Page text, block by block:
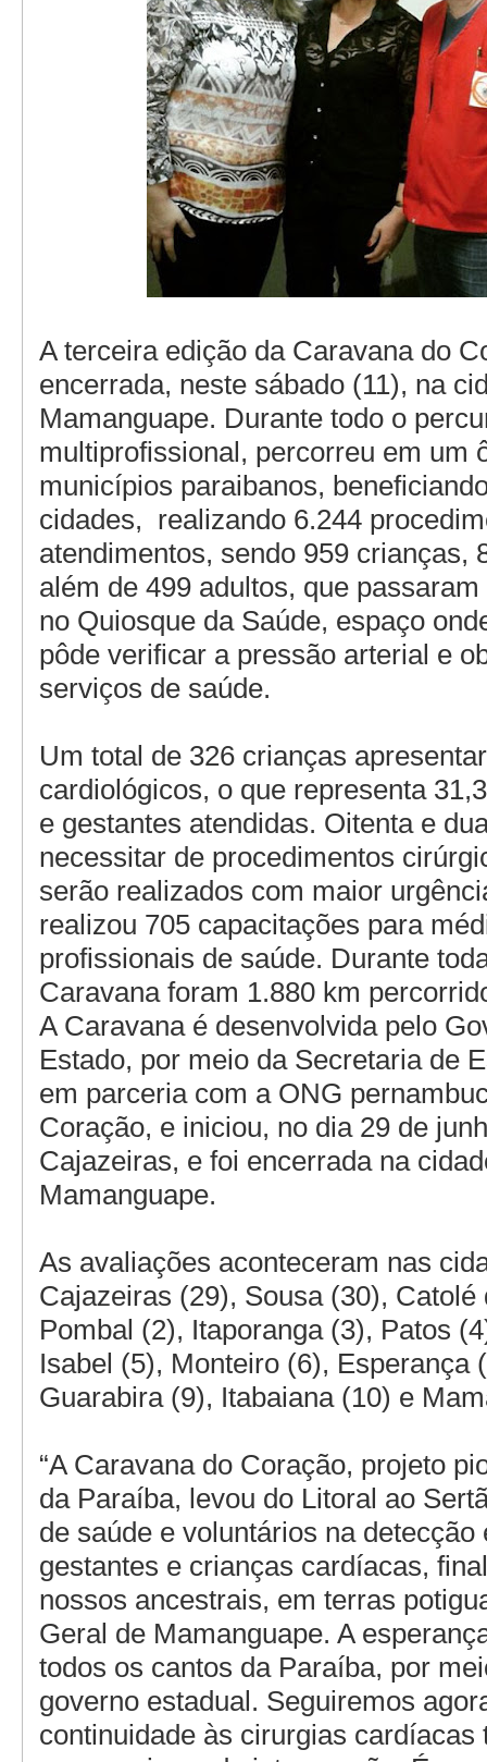
A terceira edição da Caravana do
encerrada, neste sábado (11), na
Mamanguape. Durante todo o
multiprofissional, percorreu em um
municípios paraibanos,
cidades, realizando 6.244
atendimentos, sendo 959 crianças,
além de 499 adultos, que
no Quiosque da Saúde, espaço
pôde verificar a pressão arterial e
serviços de saúde.
Um total de 326 crianças
cardiológicos, o que representa
e gestantes atendidas. Oitenta e
necessitar de procedimentos
serão realizados com maior
realizou 705 capacitações para
profissionais de saúde. Durante
Caravana foram 1.880 km
A Caravana é desenvolvida pelo
Estado, por meio da Secretaria de
em parceria com a ONG
Coração, e iniciou, no dia 29 de
Cajazeiras, e foi encerrada na
Mamanguape.
As avaliações aconteceram nas
Cajazeiras (29), Sousa (30), Catolé
Pombal (2), Itaporanga (3), Patos
Isabel (5), Monteiro (6), Esperança
Guarabira (9), Itabaiana (10) e
“A Caravana do Coração, projeto
da Paraíba, levou do Litoral ao
de saúde e voluntários na detecção
gestantes e crianças cardíacas,
nossos ancestrais, em terras
Geral de Mamanguape. A
todos os cantos da Paraíba, por
governo estadual. Seguiremos
continuidade às cirurgias cardíacas